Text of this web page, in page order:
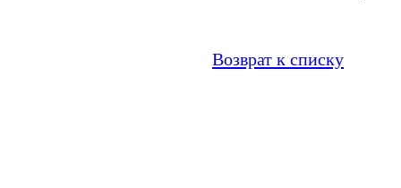
Возврат к списку